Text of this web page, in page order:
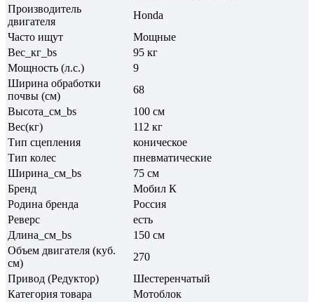
Производитель
двигателя
Honda
Часто ищут
Мощные
Вес_кг_bs
95 кг
Мощность (л.с.)
9
Ширина обработки
почвы (см)
68
Высота_см_bs
100 см
Вес(кг)
112 кг
Тип сцепления
коническое
Тип колес
пневматические
Ширина_см_bs
75 см
Бренд
Мобил К
Родина бренда
Россия
Реверс
есть
Длина_см_bs
150 см
Объем двигателя (куб.
см)
270
Привод (Редуктор)
Шестеренчатый
Категория товара
Мотоблок